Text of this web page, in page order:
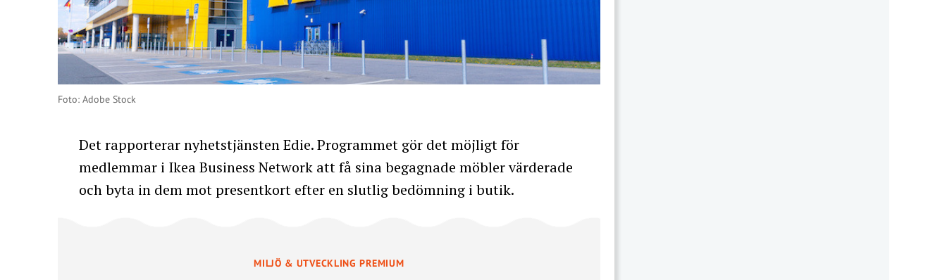
Foto: Adobe Stock
Det rapporterar nyhetstjänsten Edie. Programmet gör det möjligt för
medlemmar i Ikea Business Network att få sina begagnade möbler värderade
och byta in dem mot presentkort efter en slutlig bedömning i butik.
MILJÖ & UTVECKLING PREMIUM